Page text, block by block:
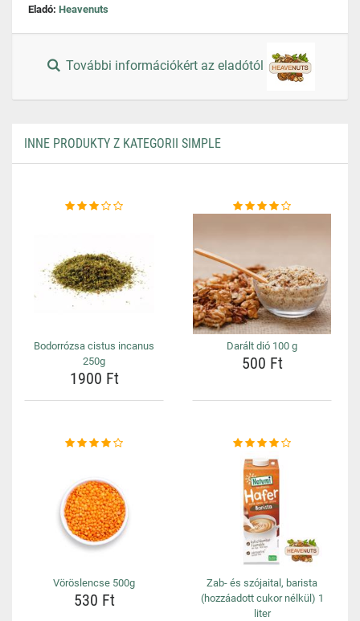
Eladó: Heavenuts
További információkért az eladótól
INNE PRODUKTY Z KATEGORII SIMPLE
Bodorrózsa cistus incanus
250g
1900 Ft
Darált dió 100 g
500 Ft
Vöröslencse 500g
530 Ft
Zab- és szójaital, barista
(hozzáadott cukor nélkül) 1
liter